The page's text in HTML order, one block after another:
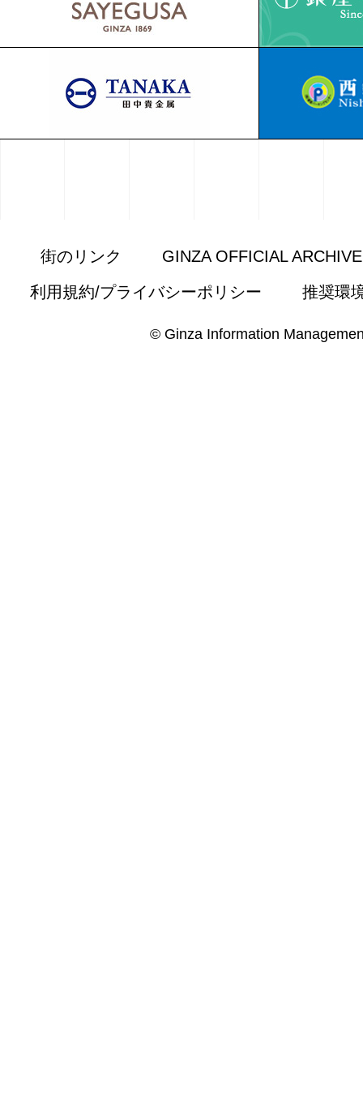
街のリンク
GINZA OFFICIAL
利用規約/プライバシーポリシー
推奨環
© Ginza Information